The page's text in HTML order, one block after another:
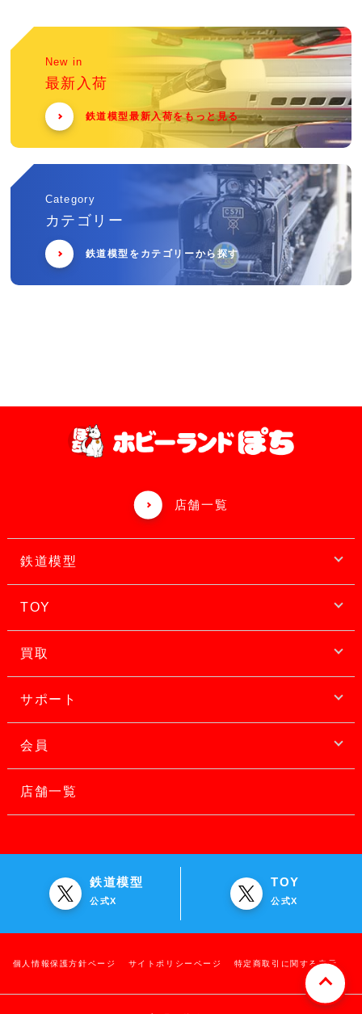
New in
最新入荷
鉄道模型最新入荷をもっと見る
Category
カテゴリー
鉄道模型をカテゴリーから探す
店舗一覧
鉄道模型
TOY
買取
サポート
会員
店舗一覧
鉄道模型
公式X
TOY
公式X
個人情報保護方針ページ サイトポリシーページ 特定商取引に関する表示